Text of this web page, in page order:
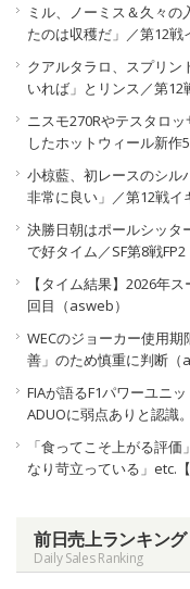
ミル、ノーミス＆久々
たのは収穫だ」／第12戦
クアルタラロ、スプリン
いれば」とリンス／第12
ニスモ270Rやテスタロ
したホットウィール新作
小椋藍、初レースのシル
非常に良い」／第12戦イ
決勝日朝はポールシッタ
で好タイム／SF第8戦FP2
【タイム結果】2026年
回目（asweb）
WECのジョーカー使用
善」のため慎重に判断（
FIAが語るF1パワーユニ
ADUOに弱点ありと認識
「食ってこそ上がる評
なり苛立っている」etc.
前日売上ランキング
Daily Sales Ranking